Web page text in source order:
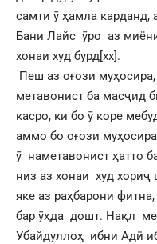
самти ӯ ҳамла
Бани Лайс ӯро аз
хонаи худ бурд[xx].
Пеш аз оғози
метавонист ба масҷид
касро, ки бо ӯ коре
аммо бо оғози
ӯ наметавонист ҳатто
низ аз хонаи худ хориҷ
яке аз раҳбарони
бар ӯҳда дошт. Нақл
Убайдуллоҳ ибни Адӣ